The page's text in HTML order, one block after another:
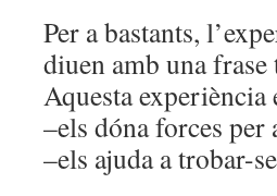
Per a bastants,
diuen amb una frase
Aquesta
–els dóna forces
–els ajuda a trobar-